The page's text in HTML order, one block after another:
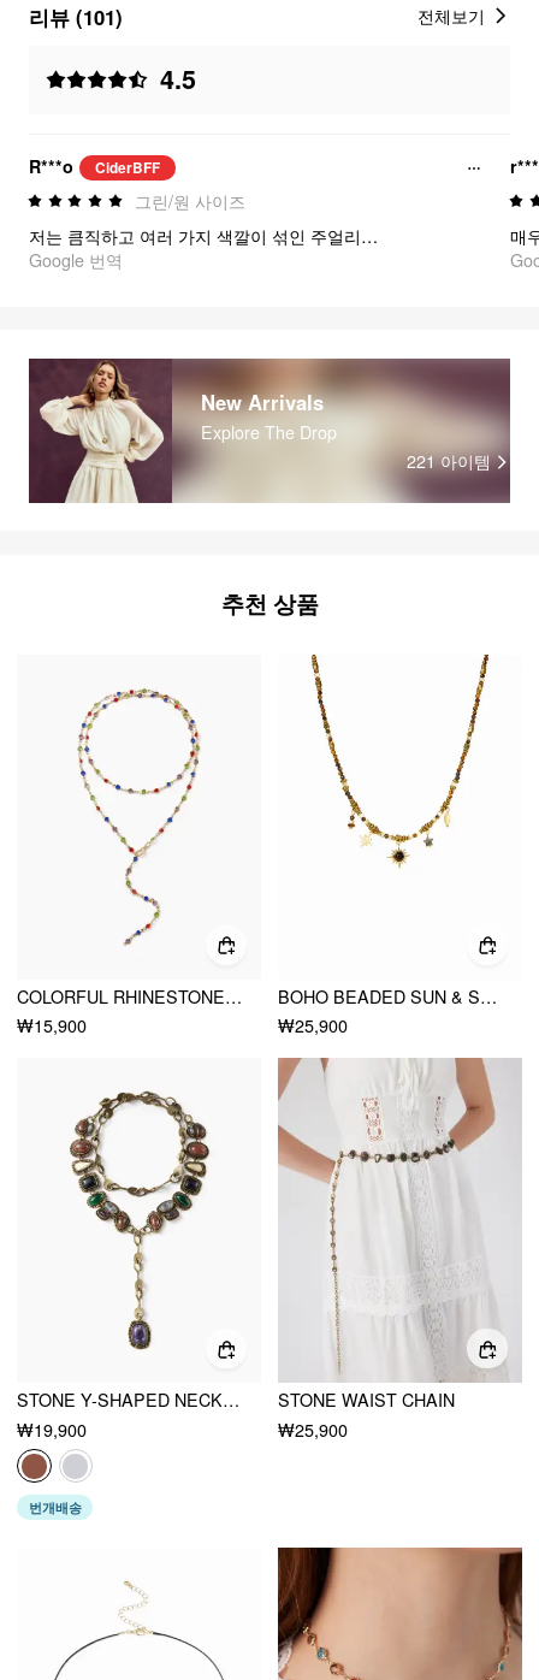
리뷰 (101)
4.5
전체보기
R***o CiderBFF
그린/원 사이즈
저는 큼직하고 여러 가지 색깔이 섞인 주얼리에 약해요. 그래서 당연히 이것도 너무 마음에 들어요.
Google 번역
New Arrivals
Explore The Drop
221 아이템
추천 상품
COLORFUL RHINESTONE LONG NECKLACE
₩15,900
BOHO BEADED SUN & STAR PENDANT NECKLACE
₩25,900
STONE Y-SHAPED NECKLACE
₩19,900
번개배송
STONE WAIST CHAIN
₩25,900